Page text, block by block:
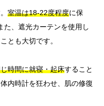
室温は18-22度程度に保
た、遮光カーテンを使用し
とも大切です。
時間に就寝・起床すること
内時計を狂わせ、肌の修復